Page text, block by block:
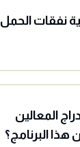
نفقات الحمل
المعالين
البرنامج؟